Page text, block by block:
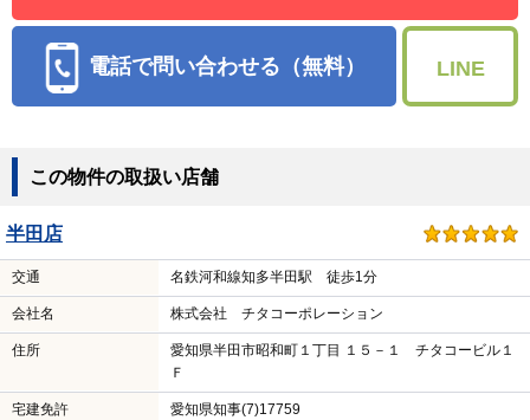
電話で問い合わせる（無料） LINE
この物件の取扱い店舗
半田店
交通 名鉄河和線知多半田駅 徒歩1分
会社名 株式会社 チタコーポレーション
住所
愛知県半田市昭和町１丁目 １５－１ チタコービル１
Ｆ
宅建免許 愛知県知事(7)17759